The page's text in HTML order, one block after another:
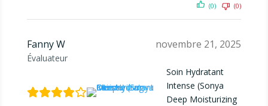
(0) (0)
Fanny W
Évaluateur
novembre 21, 2025
Soin Hydratant
Intense (Sonya
Deep Moisturizing